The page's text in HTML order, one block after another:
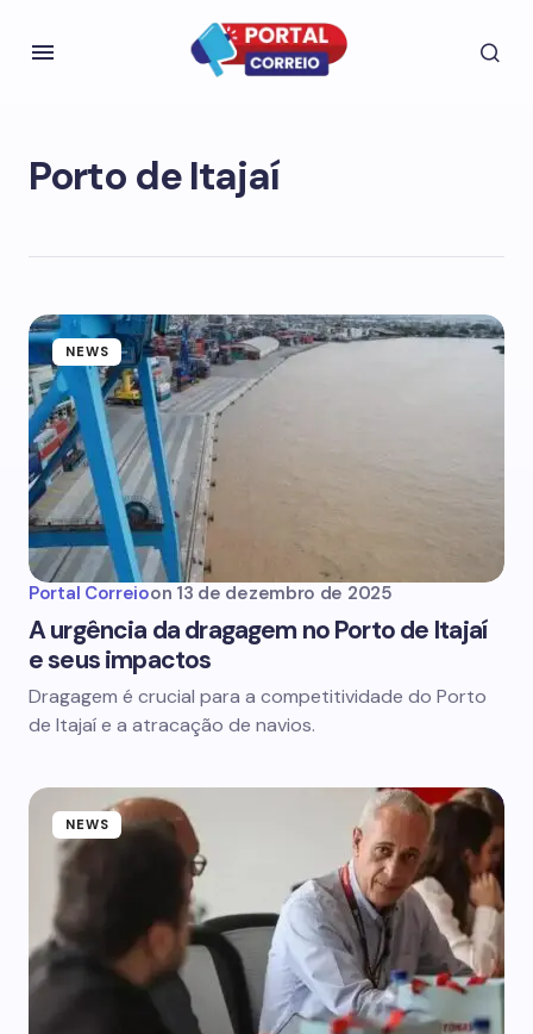
Porto de Itajaí
NEWS
Portal Correioon 13 de dezembro de 2025
A urgência da dragagem no Porto de Itajaí
e seus impactos
Dragagem é crucial para a competitividade do Porto
de Itajaí e a atracação de navios.
NEWS